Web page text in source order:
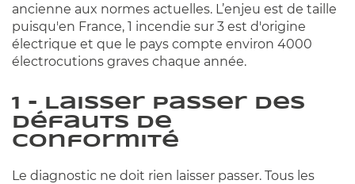
ancienne aux normes actuelles. L’enjeu est de taille
puisqu'en France, 1 incendie sur 3 est d'origine
électrique et que le pays compte environ 4000
électrocutions graves chaque année.
1 - Laisser passer des
défauts de
conformité
Le diagnostic ne doit rien laisser passer. Tous les